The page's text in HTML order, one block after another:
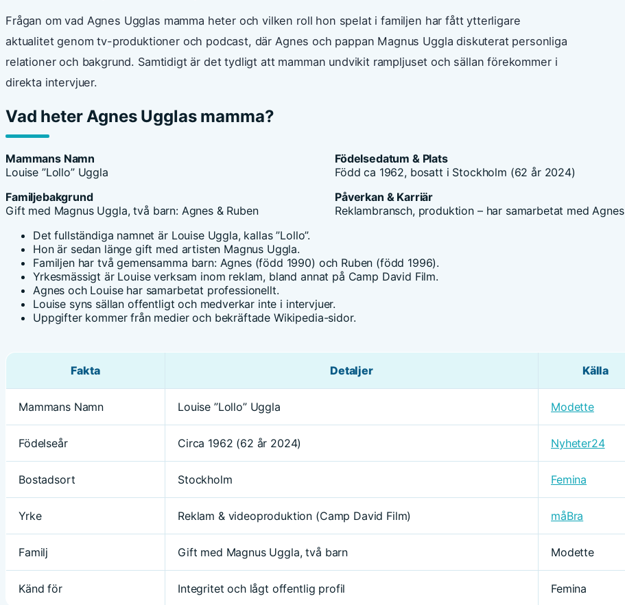
Frågan om vad Agnes Ugglas mamma heter och vilken roll hon spelat i familjen har fått ytterligare
aktualitet genom tv-produktioner och podcast, där Agnes och pappan Magnus Uggla diskuterat personliga
relationer och bakgrund. Samtidigt är det tydligt att mamman undvikit rampljuset och sällan förekommer i
direkta intervjuer.
Vad heter Agnes Ugglas mamma?
Mammans Namn
Louise ”Lollo” Uggla
Födelsedatum & Plats
Född ca 1962, bosatt i Stockholm (62 år 2024)
Familjebakgrund
Gift med Magnus Uggla, två barn: Agnes & Ruben
Påverkan & Karriär
Reklambransch, produktion – har samarbetat med Agnes
Det fullständiga namnet är Louise Uggla, kallas ”Lollo”.
Hon är sedan länge gift med artisten Magnus Uggla.
Familjen har två gemensamma barn: Agnes (född 1990) och Ruben (född 1996).
Yrkesmässigt är Louise verksam inom reklam, bland annat på Camp David Film.
Agnes och Louise har samarbetat professionellt.
Louise syns sällan offentligt och medverkar inte i intervjuer.
Uppgifter kommer från medier och bekräftade Wikipedia-sidor.
Fakta Detaljer Källa
Mammans Namn Louise ”Lollo” Uggla Modette
Födelseår Circa 1962 (62 år 2024) Nyheter24
Bostadsort Stockholm Femina
Yrke Reklam & videoproduktion (Camp David Film) måBra
Familj Gift med Magnus Uggla, två barn Modette
Känd för Integritet och lågt offentlig profil Femina